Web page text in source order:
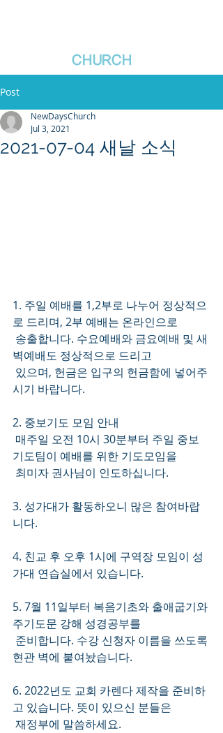
CHURCH
Post
2021-07-04 새날 소식
NewDaysChurch
Jul 3, 2021
1. 주일 예배를 1,2부로 나누어 정상적으
로 드리며, 2부 예배는 온라인으로
벽예배도 정상적으로 드리고
시기 바랍니다.
2. 중보기도 모임 안내
기도팀이 예배를 위한 기도모임을
최미자 권사님이 인도하십니다.
3. 성가대가 활동하오니 많은 참여바랍
니다.
4. 친교 후 오후 1시에 구역장 모임이 성
가대 연습실에서 있습니다.
5. 7월 11일부터 복음기초와 출애굽기와
주기도문 강해 성경공부를
현관 벽에 붙여놨습니다.
6. 2022년도 교회 카렌다 제작을 준비하
고 있습니다. 뜻이 있으신 분들은
재정부에 말씀하세요.